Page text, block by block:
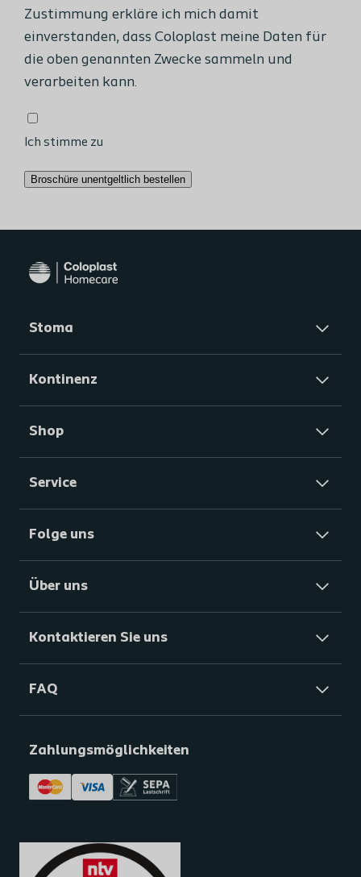
Zustimmung erkläre ich mich damit
einverstanden, dass Coloplast meine Daten für
die oben genannten Zwecke sammeln und
verarbeiten kann.
Ich stimme zu
Broschüre unentgeltlich bestellen
Stoma
Kontinenz
Shop
Service
Folge uns
Über uns
Kontaktieren Sie uns
FAQ
Zahlungsmöglichkeiten